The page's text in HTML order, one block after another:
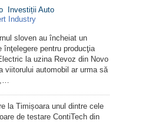
Investiții Auto
Industry
sloven au încheiat un
înţelegere pentru producţia
la uzina Revoz din Novo
viitorului automobil ar urma să